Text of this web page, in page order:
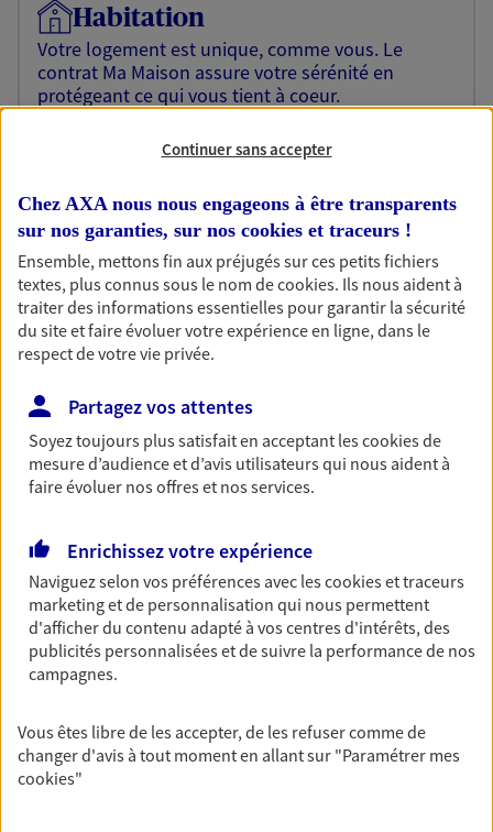
Habitation
Votre logement est unique, comme vous. Le
contrat Ma Maison assure votre sérénité en
protégeant ce qui vous tient à coeur.
Découvrir l'offre Habitation
Garantie Accidents de la Vie
Bricoleuse, féru de jardinage, pâtissier en herbe
ou grande lectrice… personne n'est à l'abri d'un
accident du quotidien. Avec Ma Protection
Accident, protégez votre qualité de vie et vos
revenus.
Découvrir l'offre Garantie Accidents de la Vie
OBTENIR UN TARIF EN LIGNE
Multirisque Entreprise
Gagnez en simplicité et en sérénité avec votre
assurance multirisque entreprise. Un contrat
unique pour protéger vos locaux, matériels pro,
équipements et stocks… sans oublier votre
responsabilité civile.
Découvrir l'offre Multirisque Entreprise
Continuer sans accepter
Chez AXA nous nous engageons à être transparents
sur nos garanties, sur nos cookies et traceurs !
Ensemble, mettons fin aux préjugés sur ces petits fichiers
textes, plus connus sous le nom decookies. Ils nous aident à
traiter des informations essentielles pour garantir la sécurité
du site et faire évoluer votre expérience en ligne, dans le
respect de votre vie privée.
Partagez vos attentes
Soyez toujours plus satisfait en acceptant lescookiesde
mesure d’audience et d’avis utilisateurs qui nous aident à
faire évoluer nos offres et nos services.
Enrichissez votre expérience
Naviguez selon vos préférences avec lescookies et traceurs
marketing et de personnalisation qui nous permettent
d'afficher du contenu adapté à vos centres d'intérêts, des
publicités personnalisées et de suivre la performance de nos
campagnes.
Vous êtes libre de les accepter, de les refuser comme de
changer d'avis à tout moment en allant sur "Paramétrer mes
cookies"